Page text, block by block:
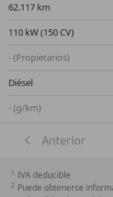
62.117 km
110 kW (150 CV)
- (Propietarios)
Diésel
- (g/km)
Anterior
1 IVA deducible
2 Puede obtenerse